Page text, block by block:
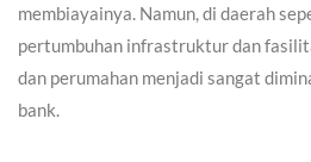
membiayainya. Namun, di daerah
pertumbuhan infrastruktur dan
dan perumahan menjadi sangat
bank.